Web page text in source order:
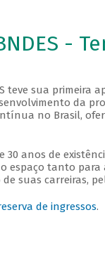
-
teve sua primeira
da
no Brasil,
30 anos de
espaço tanto
suas carreiras,
de ingressos.